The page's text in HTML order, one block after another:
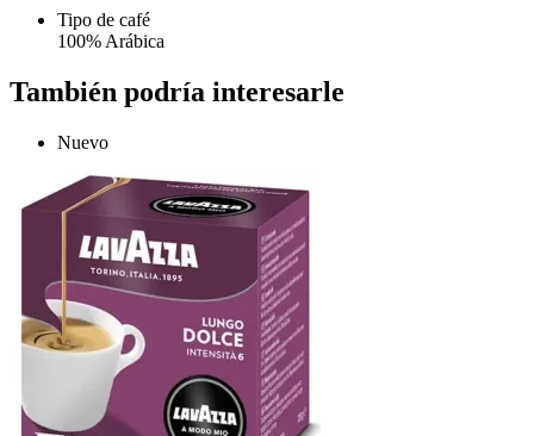
Tipo de café
100% Arábica
También podría interesarle
Nuevo